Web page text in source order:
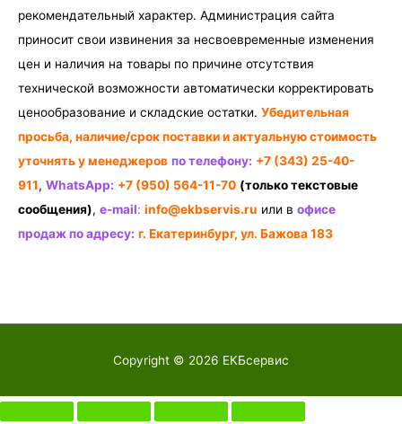
рекомендательный характер. Администрация сайта
приносит свои извинения за несвоевременные изменения
цен и наличия на товары по причине отсутствия
технической возможности автоматически корректировать
ценообразование и складские остатки. Убедительная
просьба, наличие/срок поставки и актуальную стоимость
уточнять у менеджеров по телефону: +7 (343) 25-40-
911, WhatsApp: +7 (950) 564-11-70 (только текстовые
сообщения), e-mail: info@ekbservis.ru или в офисе
продаж по адресу: г. Екатеринбург, ул. Бажова 183
Copyright © 2026 ЕКБсервис